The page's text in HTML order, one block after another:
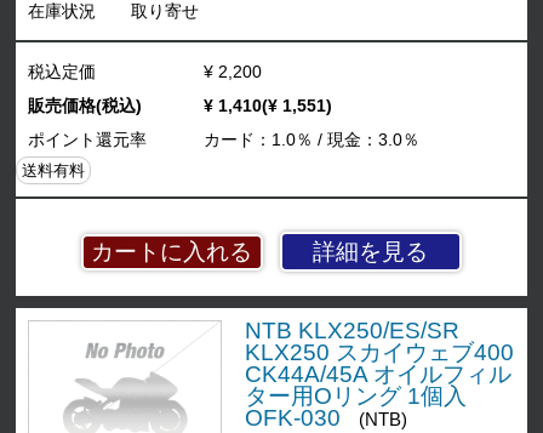
在庫状況 取り寄せ
詳細を見る
税込定価
¥ 2,200
販売価格(税込)
¥ 1,410(¥ 1,551)
ポイント還元率
カード：1.0％ / 現金：3.0％
送料有料
NTB KLX250/ES/SR
KLX250 スカイウェブ400
CK44A/45A オイルフィル
ター用Oリング 1個入
OFK-030
(NTB)